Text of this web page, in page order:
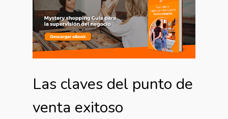
Las claves del punto de
venta exitoso